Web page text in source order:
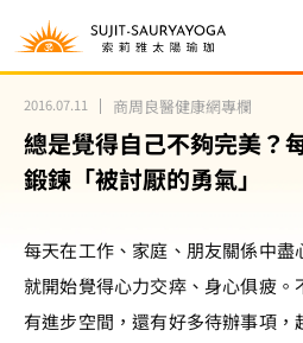
2016.07.11 商周良醫健康網專欄
總是覺得自己不夠完美？
鍛鍊「被討厭的勇氣」
每天在工作、家庭、朋友關係中盡
就開始覺得心力交瘁、身心俱疲
有進步空間，還有好多待辦事項，